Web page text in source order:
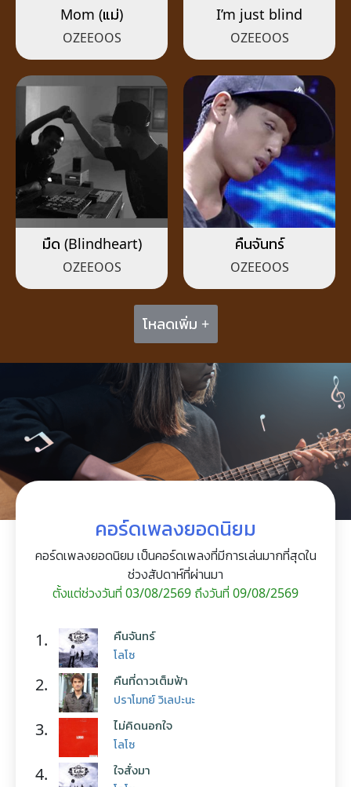
Mom (แม่)
OZEEOOS
I’m just blind
OZEEOOS
มืด (Blindheart)
OZEEOOS
คืนจันทร์
OZEEOOS
โหลดเพิ่ม +
คอร์ดเพลงยอดนิยม
คอร์ดเพลงยอดนิยม เป็นคอร์ดเพลงที่มีการเล่นมากที่สุดใน
ช่วงสัปดาห์ที่ผ่านมา
ตั้งแต่ช่วงวันที่ 03/08/2569 ถึงวันที่ 09/08/2569
1. คืนจันทร์
โลโซ
2. คืนที่ดาวเต็มฟ้า
ปราโมทย์ วิเลปะนะ
3. ไม่คิดนอกใจ
โลโซ
4. ใจสั่งมา